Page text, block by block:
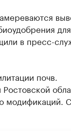
для
в пресс-
почв.
модификаций.